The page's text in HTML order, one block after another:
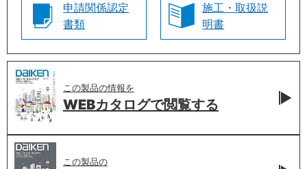
申請関係認定
書類
施工・取扱説
明書
この製品の情報を
WEBカタログで閲覧する
この製品の